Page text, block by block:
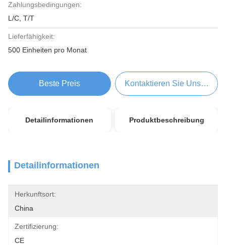
Zahlungsbedingungen:
L/C, T/T
Lieferfähigkeit:
500 Einheiten pro Monat
Beste Preis Kontaktieren Sie Uns Jetzt
Detailinformationen Produktbeschreibung
Detailinformationen
Herkunftsort:
China
Zertifizierung:
CE